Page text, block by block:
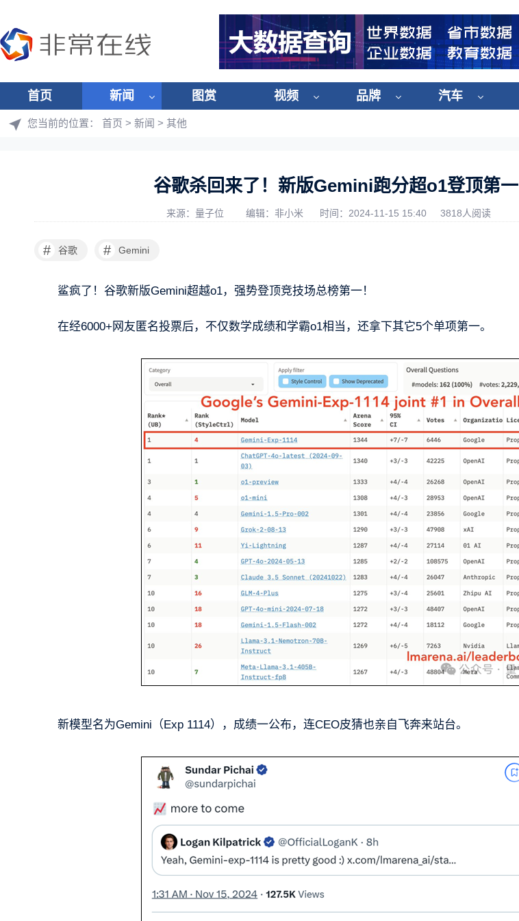
首页 新闻 图赏 视频 品牌 汽车
您当前的位置： 首页 > 新闻 > 其他
谷歌杀回来了！新版Gemini跑分超o1登顶第一
来源：量子位 编辑：非小米 时间：2024-11-15 15:40 3818人阅读
# 谷歌 # Gemini
鲨疯了！谷歌新版Gemini超越o1，强势登顶竞技场总榜第一！
在经6000+网友匿名投票后，不仅数学成绩和学霸o1相当，还拿下其它5个单项第一。
新模型名为Gemini（Exp 1114），成绩一公布，连CEO皮猜也亲自飞奔来站台。